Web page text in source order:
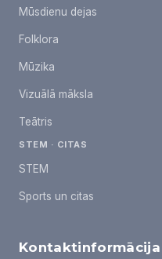
Mūsdienu dejas
Folklora
Mūzika
Vizuālā māksla
Teātris
STEM · CITAS
STEM
Sports un citas
Kontaktinformācija